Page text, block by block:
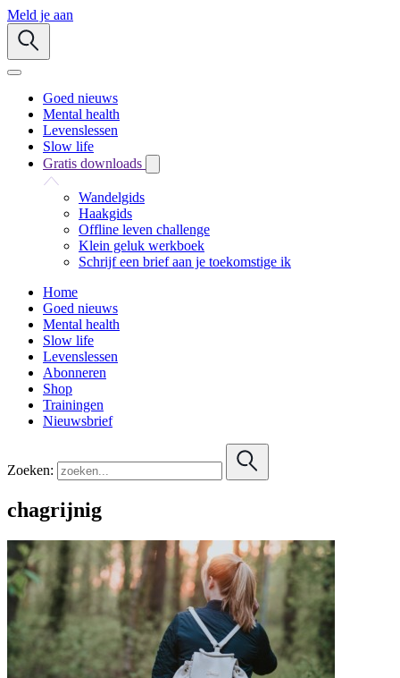
Meld je aan
Goed nieuws
Mental health
Levenslessen
Slow life
Gratis downloads
Wandelgids
Haakgids
Offline leven challenge
Klein geluk werkboek
Schrijf een brief aan je toekomstige ik
Home
Goed nieuws
Mental health
Slow life
Levenslessen
Abonneren
Shop
Trainingen
Nieuwsbrief
Zoeken:
chagrijnig